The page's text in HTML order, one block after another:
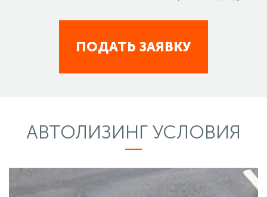
ПОДАТЬ ЗАЯВКУ
АВТОЛИЗИНГ УСЛОВИЯ